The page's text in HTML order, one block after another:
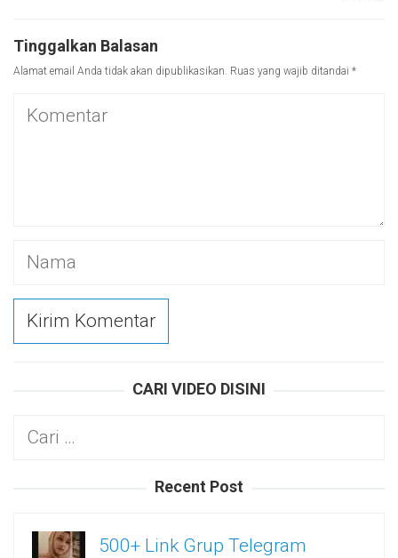
Tinggalkan Balasan
Alamat email Anda tidak akan dipublikasikan. Ruas yang wajib ditandai *
CARI VIDEO DISINI
Cari
Recent Post
500+ Link Grup Telegram